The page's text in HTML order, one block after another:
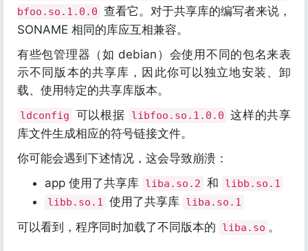
bfoo.so.1.0.0 查看它。对于共享库的编写者来说，
SONAME 相同的库应互相兼容。
有些包管理器（如 debian）会使用不同的包名来表
示不同版本的共享库，因此你可以独立地安装、卸
载、使用特定的共享库版本。
ldconfig 可以根据 libfoo.so.1.0.0 这样的共享
库文件生成相应的符号链接文件。
你可能会遇到下述情况，这会导致崩溃：
app 使用了共享库 liba.so.2 和
libb.so.1
libb.so.1 使用了共享库 liba.so.1
可以看到，程序同时加载了不同版本的 liba.so 。